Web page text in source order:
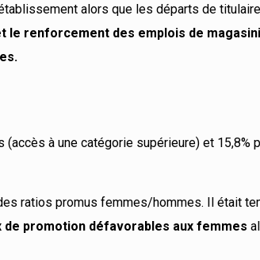
alors que les départs de
le renforcement des emplois de
à une catégorie supérieure) et 15,8%
ratios promus femmes/hommes. Il était
promotion défavorables aux femmes